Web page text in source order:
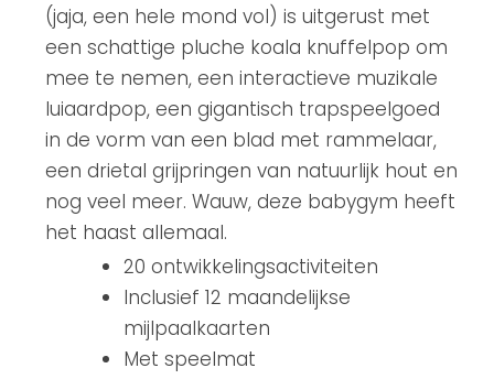
(jaja, een hele mond vol) is uitgerust met
een schattige pluche koala knuffelpop om
mee te nemen, een interactieve muzikale
luiaardpop, een gigantisch trapspeelgoed
in de vorm van een blad met rammelaar,
een drietal grijpringen van natuurlijk hout en
nog veel meer. Wauw, deze babygym heeft
het haast allemaal.
20 ontwikkelingsactiviteiten
Inclusief 12 maandelijkse
mijlpaalkaarten
Met speelmat